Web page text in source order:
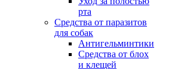
рта
Средства от паразитов
для собак
Антигельминтики
Средства от блох
и клещей